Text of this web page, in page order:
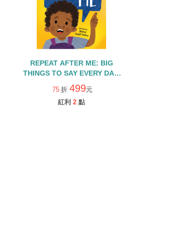
REPEAT AFTER ME: BIG
THINGS TO SAY EVERY DAY/
精裝繪本
75 折 499元
紅利 2 點